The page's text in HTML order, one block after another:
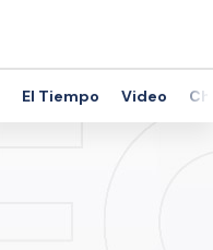
El Tiempo Video